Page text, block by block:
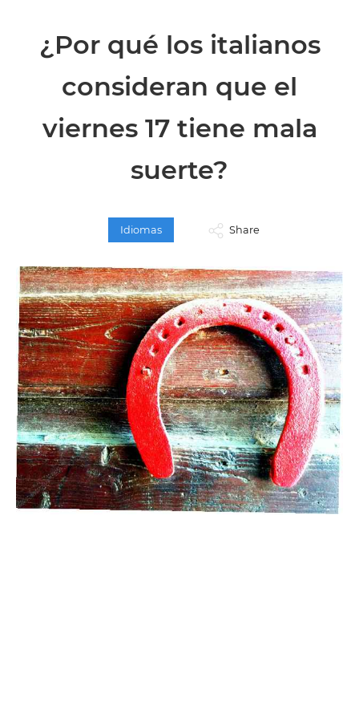
¿Por qué los italianos
consideran que el
viernes 17 tiene mala
suerte?
Idiomas Share